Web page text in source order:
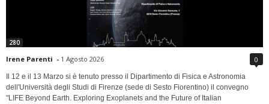
280
Irene Parenti - 1 Agosto 2026 0
Il 12 e il 13 Marzo si è tenuto presso il Dipartimento di Fisica e Astronomia
dell'Università degli Studi di Firenze (sede di Sesto Fiorentino) il convegno
"LIFE Beyond Earth. Exploring Exoplanets and the Future of Italian